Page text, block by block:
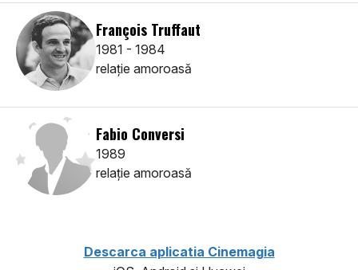
François Truffaut
1981 - 1984
relaţie amoroasă
Fabio Conversi
1989
relaţie amoroasă
Descarca aplicatia Cinemagia